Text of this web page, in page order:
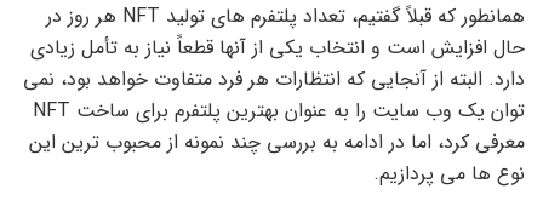
همانطور که قبلاً گفتیم، تعداد پلتفرم های تولید NFT هر روز در
حال افزایش است و انتخاب یکی از آنها قطعاً نیاز به تأمل زیادی
دارد. البته از آنجایی که انتظارات هر فرد متفاوت خواهد بود، نمی
توان یک وب سایت را به عنوان بهترین پلتفرم برای ساخت NFT
معرفی کرد، اما در ادامه به بررسی چند نمونه از محبوب ترین این
نوع ها می پردازیم.